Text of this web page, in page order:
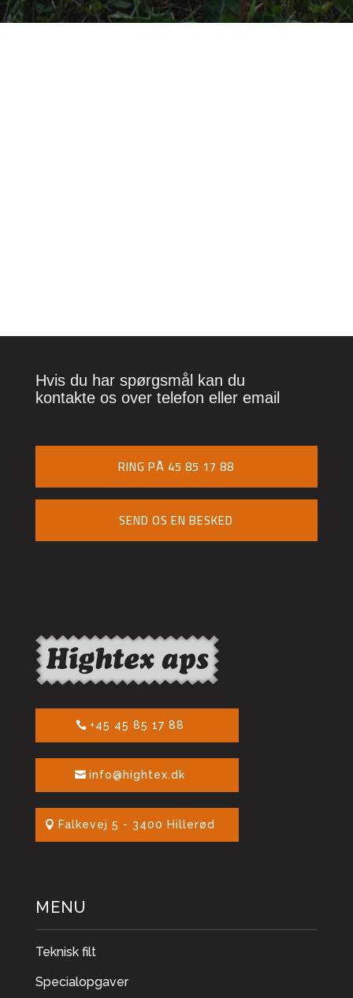
Hvis du har spørgsmål kan du
kontakte os over telefon eller email
RING PÅ 45 85 17 88
SEND OS EN BESKED
+45 45 85 17 88
info@hightex.dk
Falkevej 5 - 3400 Hillerød
MENU
Teknisk filt
Specialopgaver